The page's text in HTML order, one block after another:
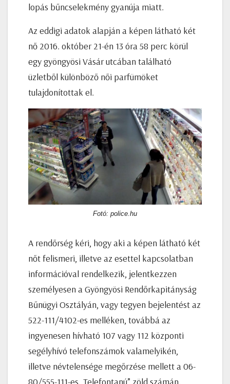
lopás bűncselekmény gyanúja miatt.
Az eddigi adatok alapján a képen látható két
nő 2016. október 21-én 13 óra 58 perc körül
egy gyöngyösi Vásár utcában található
üzletből különböző női parfümöket
tulajdonítottak el.
Fotó: police.hu
A rendőrség kéri, hogy aki a képen látható két
nőt felismeri, illetve az esettel kapcsolatban
információval rendelkezik, jelentkezzen
személyesen a Gyöngyösi Rendőrkapitányság
Bűnügyi Osztályán, vagy tegyen bejelentést az
522-111/4102-es melléken, továbbá az
ingyenesen hívható 107 vagy 112 központi
segélyhívó telefonszámok valamelyikén,
illetve névtelensége megőrzése mellett a 06-
80/555-111-es „Telefontanú” zöld számán.